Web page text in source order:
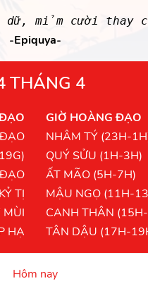
dữ, mỉm cười thay
-Epiquya-
THÁNG 4
TỊ
MÙI
HẠ
GIỜ HOÀNG ĐẠO
NHÂM TÝ (23H-
QUÝ SỬU (1H-3H)
ẤT MÃO (5H-7H)
MẬU NGỌ (11H-
CANH THÂN
TÂN DẬU (17H-
Hôm nay